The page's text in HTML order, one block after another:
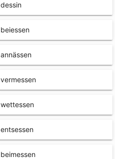
dessin
beiessen
annässen
vermessen
wettessen
entsessen
beimessen